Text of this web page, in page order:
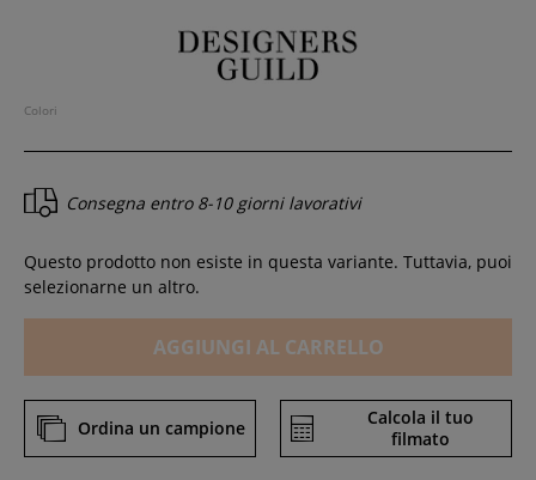
Colori
Consegna entro 8-10 giorni lavorativi
Questo prodotto non esiste in questa variante. Tuttavia, puoi
selezionarne un altro.
AGGIUNGI AL CARRELLO
Ordina un campione
Calcola il tuo
filmato